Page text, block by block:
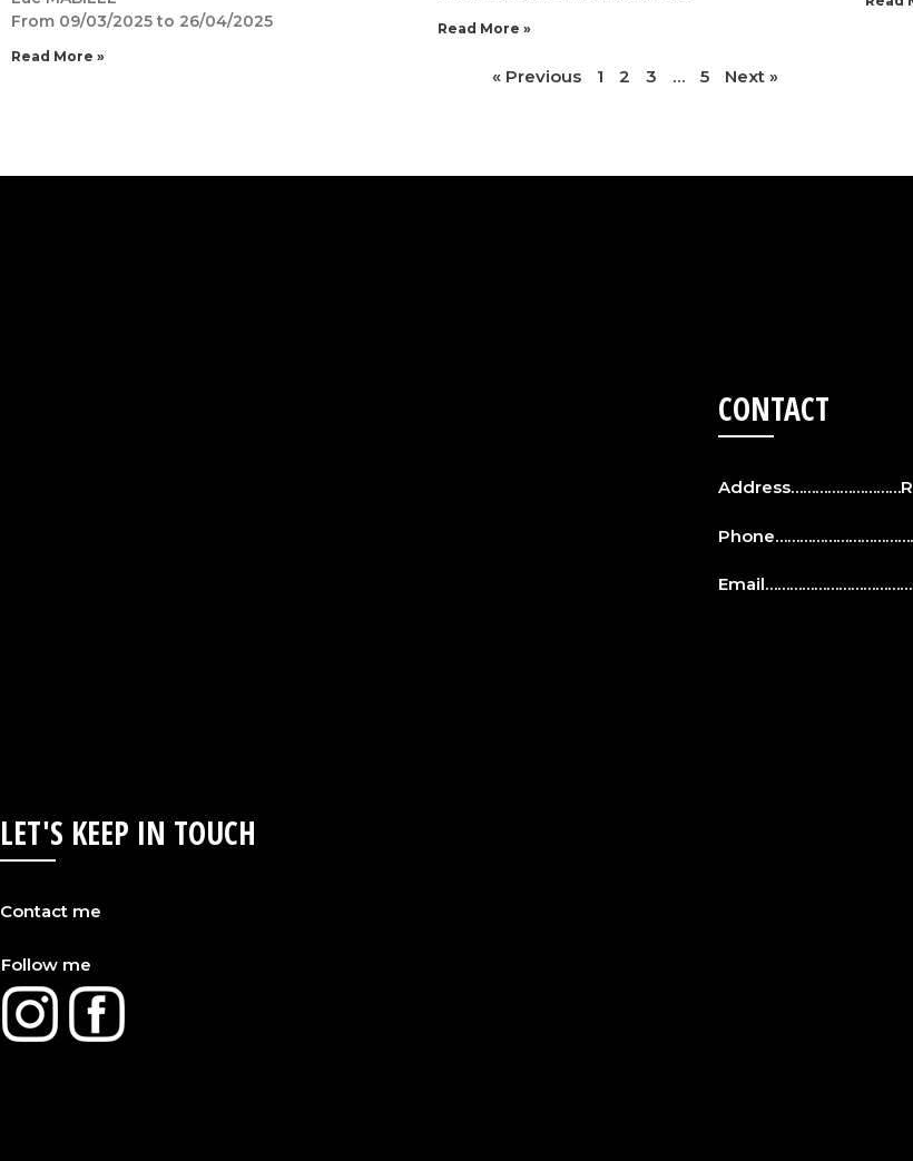
From 09/03/2025 to 26/04/2025
Read More »
Read More »
« Previous 1 2 3 … 5 Next »
CONTACT
LET'S KEEP IN TOUCH
Contact me
Follow me